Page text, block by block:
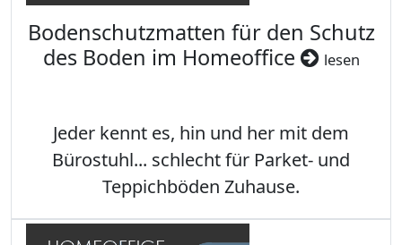
Bodenschutzmatten für den Schutz
des Boden im Homeoffice
lesen
Jeder kennt es, hin und her mit dem
Bürostuhl... schlecht für Parket- und
Teppichböden Zuhause.